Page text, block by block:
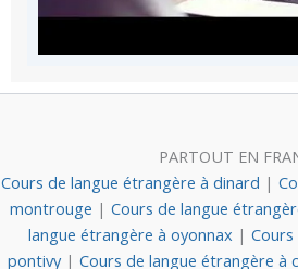
PARTOUT EN
Cours de langue étrangère à dinard |
montrouge | Cours de langue
langue étrangère à oyonnax |
pontivy | Cours de langue étrangère à